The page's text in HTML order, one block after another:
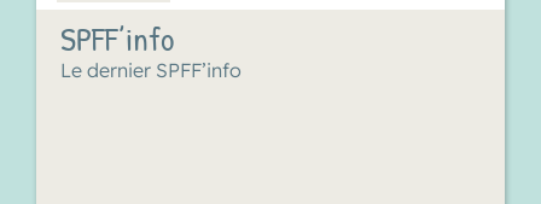
SPFF’info
Le dernier SPFF’info